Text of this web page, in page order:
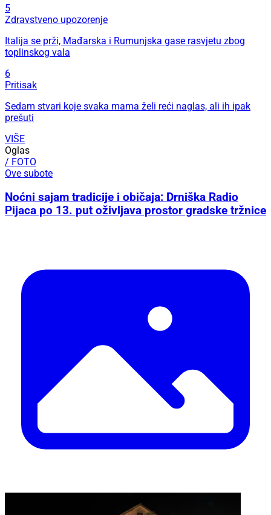
5
Zdravstveno upozorenje
Italija se prži, Mađarska i Rumunjska gase rasvjetu zbog
toplinskog vala
6
Pritisak
Sedam stvari koje svaka mama želi reći naglas, ali ih ipak
prešuti
VIŠE
Oglas
/ FOTO
Ove subote
Noćni sajam tradicije i običaja: Drniška Radio
Pijaca po 13. put oživljava prostor gradske tržnice